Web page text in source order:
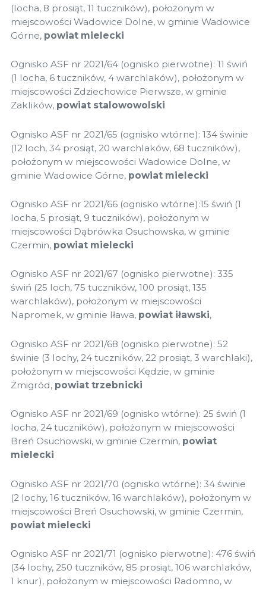
(locha, 8 prosiąt, 11 tuczników), położonym w
miejscowości Wadowice Dolne, w gminie Wadowice
Górne, powiat mielecki
Ognisko ASF nr 2021/64 (ognisko pierwotne): 11 świń
(1 locha, 6 tuczników, 4 warchlaków), położonym w
miejscowości Zdziechowice Pierwsze, w gminie
Zaklików, powiat stalowowolski
Ognisko ASF nr 2021/65 (ognisko wtórne): 134 świnie
(12 loch, 34 prosiąt, 20 warchlaków, 68 tuczników),
położonym w miejscowości Wadowice Dolne, w
gminie Wadowice Górne, powiat mielecki
Ognisko ASF nr 2021/66 (ognisko wtórne):15 świń (1
locha, 5 prosiąt, 9 tuczników), położonym w
miejscowości Dąbrówka Osuchowska, w gminie
Czermin, powiat mielecki
Ognisko ASF nr 2021/67 (ognisko pierwotne): 335
świń (25 loch, 75 tuczników, 100 prosiąt, 135
warchlaków), położonym w miejscowości
Napromek, w gminie Iława, powiat iławski,
Ognisko ASF nr 2021/68 (ognisko pierwotne): 52
świnie (3 lochy, 24 tuczników, 22 prosiąt, 3 warchlaki),
położonym w miejscowości Kędzie, w gminie
Żmigród, powiat trzebnicki
Ognisko ASF nr 2021/69 (ognisko wtórne): 25 świń (1
locha, 24 tuczników), położonym w miejscowości
Breń Osuchowski, w gminie Czermin, powiat
mielecki
Ognisko ASF nr 2021/70 (ognisko wtórne): 34 świnie
(2 lochy, 16 tuczników, 16 warchlaków), położonym w
miejscowości Breń Osuchowski, w gminie Czermin,
powiat mielecki
Ognisko ASF nr 2021/71 (ognisko pierwotne): 476 świń
(34 lochy, 250 tuczników, 85 prosiąt, 106 warchlaków,
1 knur), położonym w miejscowości Radomno, w